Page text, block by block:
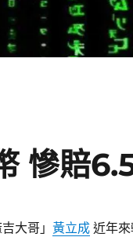
慘賠
吉大哥」 黃立成近年來